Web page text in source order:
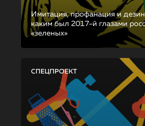
Имитация, профанация и
каким был 2017-й глазами
«зеленых»
СПЕЦПРОЕКТ